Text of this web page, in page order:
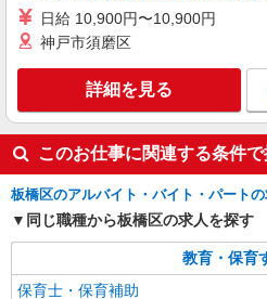
アルバイト パート
株式会社アスカ 東京支店（jb624198）
企業内保育園・
時給 1,330円
24,000円／月） ※
ます。■KOJIKA
東京都板橋区高島
キープ
セントスタッフ株式会社 東京支店（
日給 10,900円〜10,900円
神戸市須磨区
詳細を見る
このお仕事に関連する条件
板橋区のアルバイト・バイト・パート
同じ職種から板橋区の求人を探す
教育・保育
保育士・保育補助